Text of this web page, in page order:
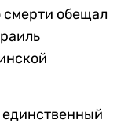
смерти обещал